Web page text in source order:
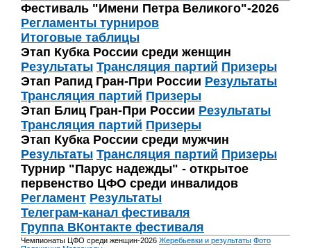
Фестиваль "Имени Петра Великого"-2026
Регламенты турниров
Итоговые таблицы
Этап Кубка России среди женщин
Результаты Трансляция партий Призеры
Этап Рапид Гран-При России Результаты
Трансляция партий Призеры
Этап Блиц Гран-При России Результаты
Трансляция партий Призеры
Этап Кубка России среди мужчин
Результаты Трансляция партий Призеры
Турнир "Парус надежды" - открытое
первенство ЦФО среди инвалидов
Регламент Результаты
Телеграм-канал фестиваля
Группа ВКонтакте фестиваля
Чемпионаты ЦФО среди женщин-2026 Жеребьевки и результаты Фото